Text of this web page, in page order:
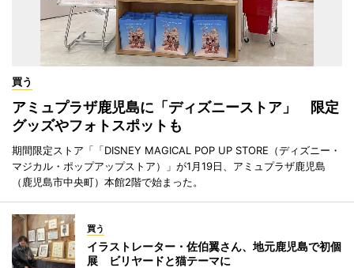
買う
アミュプラザ鹿児島に「ディズニーストア」 限定
グッズやフォトスポットも
期間限定ストア「「DISNEY MAGICAL POP UP STORE（ディズニー・
マジカル・ポップアップストア）」が1月19日、アミュプラザ鹿児島
（鹿児島市中央町）本館2階で始まった。
買う
イラストレーター・佐伯翼さん、地元鹿児島で初個
展 ビリヤードと猫テーマに